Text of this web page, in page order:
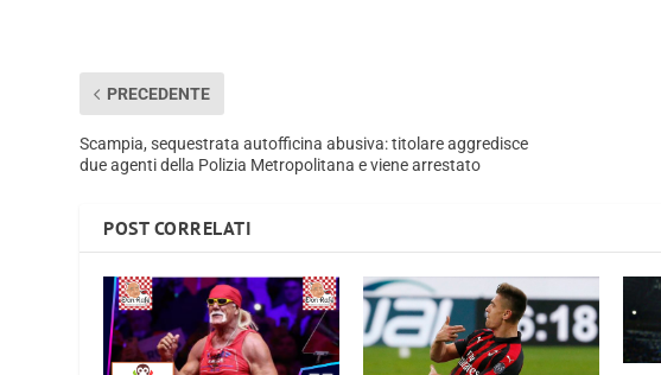
PRECEDENTE
Scampia, sequestrata autofficina abusiva: titolare aggredisce
due agenti della Polizia Metropolitana e viene arrestato
POST CORRELATI